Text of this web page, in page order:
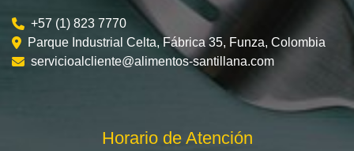
+57 (1) 823 7770
Parque Industrial Celta, Fábrica 35, Funza, Colombia
servicioalcliente@alimentos-santillana.com
Horario de Atención